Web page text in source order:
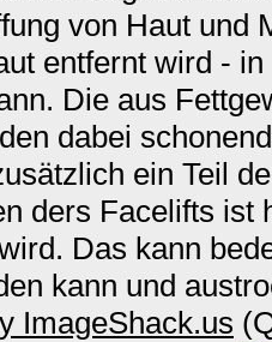
von Haut und
entfernt wird -
Die aus
dabei
ein Teil
ders Facelifts
Das kann
kann und